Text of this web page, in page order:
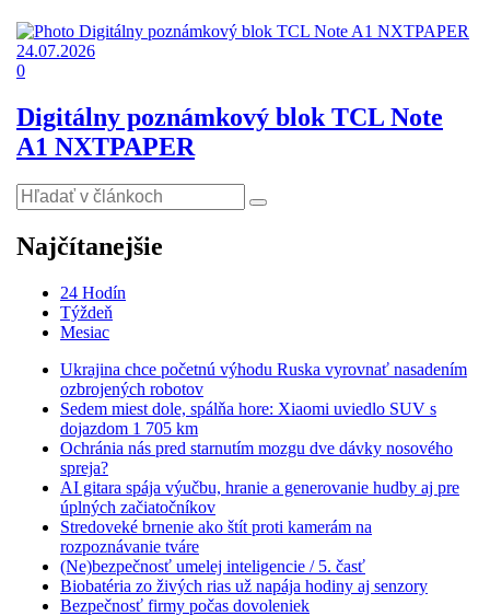
24.07.2026
0
Digitálny poznámkový blok TCL Note
A1 NXTPAPER
Najčítanejšie
24 Hodín
Týždeň
Mesiac
Ukrajina chce početnú výhodu Ruska vyrovnať nasadením
ozbrojených robotov
Sedem miest dole, spálňa hore: Xiaomi uviedlo SUV s
dojazdom 1 705 km
Ochránia nás pred starnutím mozgu dve dávky nosového
spreja?
AI gitara spája výučbu, hranie a generovanie hudby aj pre
úplných začiatočníkov
Stredoveké brnenie ako štít proti kamerám na
rozpoznávanie tváre
(Ne)bezpečnosť umelej inteligencie / 5. časť
Biobatéria zo živých rias už napája hodiny aj senzory
Bezpečnosť firmy počas dovoleniek